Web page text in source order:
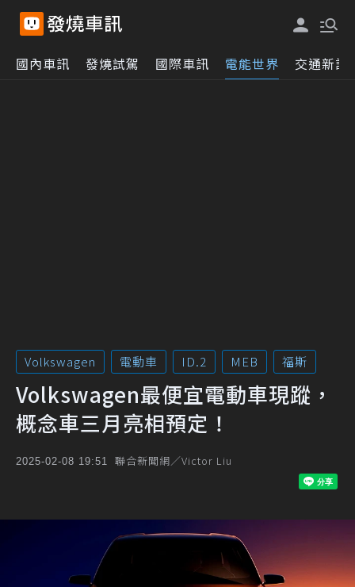
國內車訊 發燒試駕 國際車訊 電能世界 交通新訊
Volkswagen 電動車 ID.2 MEB 福斯
Volkswagen最便宜電動車現蹤，
概念車三月亮相預定！
2025-02-08 19:51 聯合新聞網／Victor Liu